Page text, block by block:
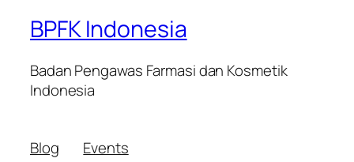
BPFK Indonesia
Badan Pengawas Farmasi dan Kosmetik
Indonesia
Blog
Events